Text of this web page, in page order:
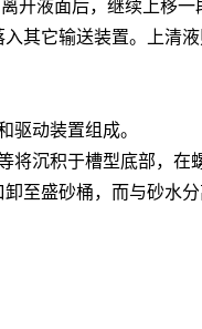
开液面后，继续上移一
其它输送装置。上清
驱动装置组成。
将沉积于槽型底部，在
至盛砂桶，而与砂水